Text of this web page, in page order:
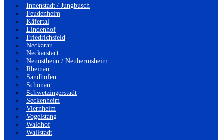
Innenstadt / Jungbusch
Feudenheim
Käfertal
Lindenhof
Friedrichsfeld
Neckarau
Neckarstadt
Neuostheim / Neuhermsheim
Rheinau
Sandhofen
Schönau
Schwetzingerstadt
Seckenheim
Viernheim
Vogelstang
Waldhof
Wallstadt